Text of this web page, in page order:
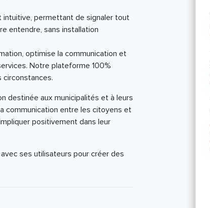
intuitive, permettant de signaler tout
entendre, sans installation
optimise la communication et
Notre plateforme 100%
destinée aux municipalités et à leurs
communication entre les citoyens et
positivement dans leur
ses utilisateurs pour créer des